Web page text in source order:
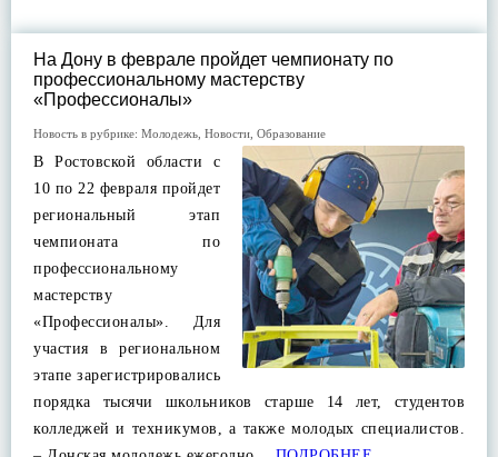
На Дону в феврале пройдет чемпионату по
профессиональному мастерству
«Профессионалы»
Новость в рубрике: Молодежь Новости Образование
В Ростовской области с
10 по 22 февраля пройдет
региональный этап
чемпионата по
профессиональному
мастерству
«Профессионалы». Для
участия в региональном
этапе зарегистрировались
порядка тысячи школьников старше 14 лет, студентов
колледжей и техникумов, а также молодых специалистов.